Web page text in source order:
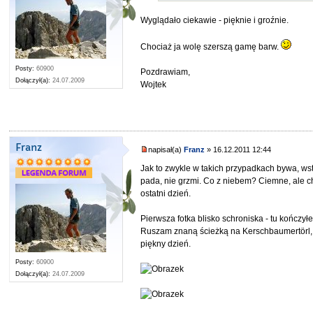
Posty: 60900
Dołączył(a): 24.07.2009
Wyglądało ciekawie - pięknie i groźnie.
Chociaż ja wolę szerszą gamę barw.
Pozdrawiam,
Wojtek
Franz
Posty: 60900
Dołączył(a): 24.07.2009
napisał(a) Franz » 16.12.2011 12:44
Jak to zwykle w takich przypadkach bywa,
pada, nie grzmi. Co z niebem? Ciemne, ale
ostatni dzień.
Pierwsza fotka blisko schroniska - tu
Ruszam znaną ścieżką na
piękny dzień.